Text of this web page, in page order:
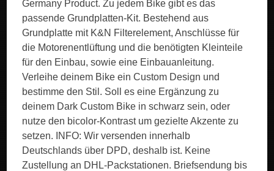
Germany Product. Zu jedem Bike gibt es das
passende Grundplatten-Kit. Bestehend aus
Grundplatte mit K&N Filterelement, Anschlüsse für
die Motorenentlüftung und die benötigten Kleinteile
für den Einbau, sowie eine Einbauanleitung.
Verleihe deinem Bike ein Custom Design und
bestimme den Stil. Soll es eine Ergänzung zu
deinem Dark Custom Bike in schwarz sein, oder
nutze den bicolor-Kontrast um gezielte Akzente zu
setzen. INFO: Wir versenden innerhalb
Deutschlands über DPD, deshalb ist. Keine
Zustellung an DHL-Packstationen. Briefsendung bis